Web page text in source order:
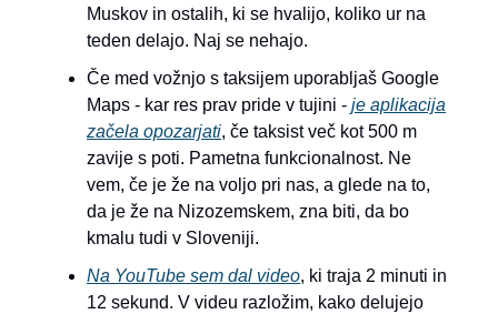
Muskov in ostalih, ki se hvalijo, koliko ur na
teden delajo. Naj se nehajo.
Če med vožnjo s taksijem uporabljaš Google
Maps - kar res prav pride v tujini - je aplikacija
začela opozarjati, če taksist več kot 500 m
zavije s poti. Pametna funkcionalnost. Ne
vem, če je že na voljo pri nas, a glede na to,
da je že na Nizozemskem, zna biti, da bo
kmalu tudi v Sloveniji.
Na YouTube sem dal video, ki traja 2 minuti in
12 sekund. V videu razložim, kako delujejo